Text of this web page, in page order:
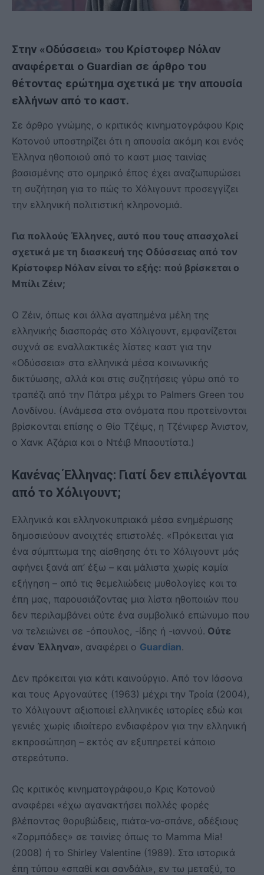
Στην «Οδύσσεια» του Κρίστοφερ Νόλαν
αναφέρεται ο Guardian σε άρθρο του
θέτοντας ερώτημα σχετικά με την απουσία
ελλήνων από το καστ.
Σε άρθρο γνώμης, ο κριτικός κινηματογράφου Κρις
Κοτονού υποστηρίζει ότι η απουσία ακόμη και ενός
Έλληνα ηθοποιού από το καστ μιας ταινίας
βασισμένης στο ομηρικό έπος έχει αναζωπυρώσει
τη συζήτηση για το πώς το Χόλιγουντ προσεγγίζει
την ελληνική πολιτιστική κληρονομιά.
Για πολλούς Έλληνες, αυτό που τους απασχολεί
σχετικά με τη διασκευή της Οδύσσειας από τον
Κρίστοφερ Νόλαν είναι το εξής: πού βρίσκεται ο
Μπίλι Ζέιν;
Ο Ζέιν, όπως και άλλα αγαπημένα μέλη της
ελληνικής διασποράς στο Χόλιγουντ, εμφανίζεται
συχνά σε εναλλακτικές λίστες καστ για την
«Οδύσσεια» στα ελληνικά μέσα κοινωνικής
δικτύωσης, αλλά και στις συζητήσεις γύρω από το
τραπέζι από την Πάτρα μέχρι το Palmers Green του
Λονδίνου. (Ανάμεσα στα ονόματα που προτείνονται
βρίσκονται επίσης ο Θίο Τζέιμς, η Τζένιφερ Άνιστον,
ο Χανκ Αζάρια και ο Ντέιβ Μπαουτίστα.)
Κανένας Έλληνας: Γιατί δεν επιλέγονται
από το Χόλιγουντ;
Ελληνικά και ελληνοκυπριακά μέσα ενημέρωσης
δημοσιεύουν ανοιχτές επιστολές. «Πρόκειται για
ένα σύμπτωμα της αίσθησης ότι το Χόλιγουντ μάς
αφήνει ξανά απ’ έξω – και μάλιστα χωρίς καμία
εξήγηση – από τις θεμελιώδεις μυθολογίες και τα
έπη μας, παρουσιάζοντας μια λίστα ηθοποιών που
δεν περιλαμβάνει ούτε ένα συμβολικό επώνυμο που
να τελειώνει σε -όπουλος, -ίδης ή -ιαννού. Ούτε
έναν Έλληνα», αναφέρει ο Guardian.
Δεν πρόκειται για κάτι καινούργιο. Από τον Ιάσονα
και τους Αργοναύτες (1963) μέχρι την Τροία (2004),
το Χόλιγουντ αξιοποιεί ελληνικές ιστορίες εδώ και
γενιές χωρίς ιδιαίτερο ενδιαφέρον για την ελληνική
εκπροσώπηση – εκτός αν εξυπηρετεί κάποιο
στερεότυπο.
Ως κριτικός κινηματογράφου,ο Κρις Κοτονού
αναφέρει «έχω αγανακτήσει πολλές φορές
βλέποντας θορυβώδεις, πιάτα-να-σπάνε, αδέξιους
«Ζορμπάδες» σε ταινίες όπως το Mamma Mia!
(2008) ή το Shirley Valentine (1989). Στα ιστορικά
έπη τύπου «σπαθί και σανδάλι», εν τω μεταξύ, το